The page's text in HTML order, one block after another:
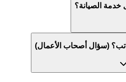
خدمة الصيانة؟
(سؤال أصحاب الأعمال)